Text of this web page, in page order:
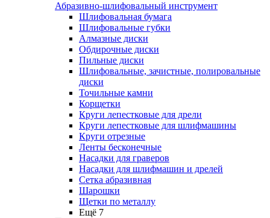
Абразивно-шлифовальный инструмент
Шлифовальная бумага
Шлифовальные губки
Алмазные диски
Обдирочные диски
Пильные диски
Шлифовальные, зачистные, полировальные
диски
Точильные камни
Корщетки
Круги лепестковые для дрели
Круги лепестковые для шлифмашины
Круги отрезные
Ленты бесконечные
Насадки для граверов
Насадки для шлифмашин и дрелей
Сетка абразивная
Шарошки
Щетки по металлу
Ещё 7